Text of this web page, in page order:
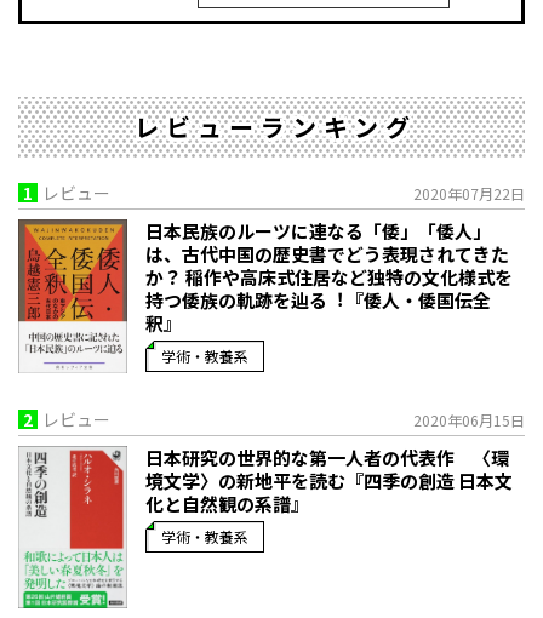
レビューランキング
1 レビュー 2020年07月22日
日本民族のルーツに連なる「倭」「倭人」
は、古代中国の歴史書でどう表現されてきた
か？ 稲作や高床式住居など独特の文化様式を
持つ倭族の軌跡を辿る︕『倭人・倭国伝全
釈』
学術・教養系
2 レビュー 2020年06月15日
日本研究の世界的な第一人者の代表作 〈環
境文学〉の新地平を読む『四季の創造 日本文
化と自然観の系譜』
学術・教養系